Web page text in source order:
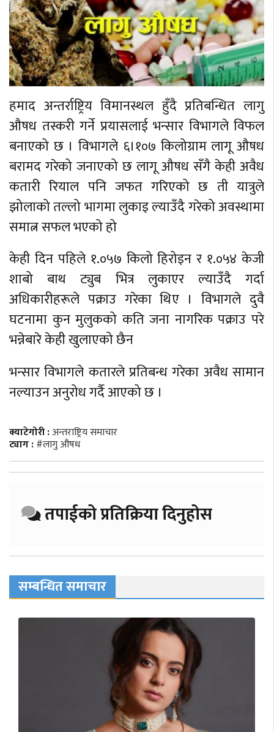
हमाद अन्तर्राष्ट्रिय विमानस्थल हुँदै प्रतिबन्धित लागु
औषध तस्करी गर्ने प्रयासलाई भन्सार विभागले विफल
बनाएको छ । विभागले ६।१०७ किलोग्राम लागू औषध
बरामद गरेको जनाएको छ लागू औषध सँगै केही अवैध
कतारी रियाल पनि जफत गरिएको छ ती यात्रुले
झोलाको तल्लो भागमा लुकाइ ल्याउँदै गरेको अवस्थामा
समात्न सफल भएको हो
केही दिन पहिले १.०५७ किलो हिरोइन र १.०५४ केजी
शाबो बाथ ट्युब भित्र लुकाएर ल्याउँदै गर्दा
अधिकारीहरूले पक्राउ गरेका थिए । विभागले दुवै
घटनामा कुन मुलुकको कति जना नागरिक पक्राउ परे
भन्नेबारे केही खुलाएको छैन
भन्सार विभागले कतारले प्रतिबन्ध गरेका अवैध सामान
नल्याउन अनुरोध गर्दै आएको छ ।
क्याटेगोरी :अन्तराष्ट्रिय समाचार
ट्याग :#लागु औषध
तपाईको प्रतिक्रिया दिनुहोस
सम्बन्धित समाचार